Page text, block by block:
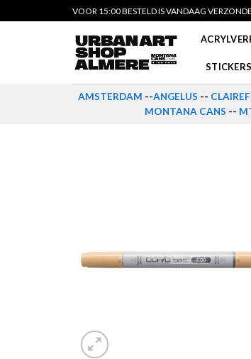
to
VOOR 15:00 BESTELD IS VANDAAG
STICKERS
AMSTERDAM --ANGELUS --
MONTANA CANS --